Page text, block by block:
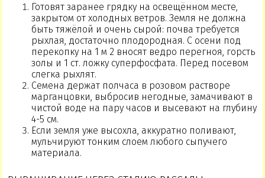
Готовят заранее грядку на освещённом месте,
закрытом от холодных ветров. Земля не должна
быть тяжёлой и очень сырой: почва требуется
рыхлая, достаточно плодородная. С осени под
перекопку на 1 м 2 вносят ведро перегноя, горсть
золы и 1 ст. ложку суперфосфата. Перед посевом
слегка рыхлят.
Семена держат полчаса в розовом растворе
марганцовки, выбросив негодные, замачивают в
чистой воде на пару часов и высевают на глубину
4-5 см.
Если земля уже высохла, аккуратно поливают,
мульчируют тонким слоем любого сыпучего
материала.